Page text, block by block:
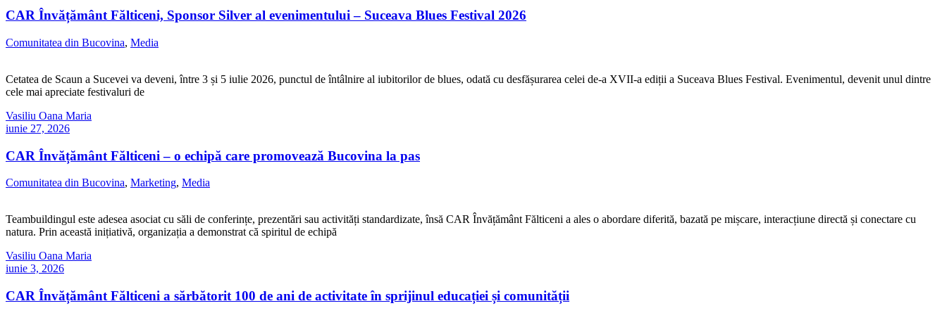
CAR Învățământ Fălticeni, Sponsor Silver al evenimentului – Suceava Blues Festival 2026
Comunitatea din Bucovina, Media
Cetatea de Scaun a Sucevei va deveni, între 3 și 5 iulie 2026, punctul de întâlnire al iubitorilor de blues, odată cu desfășurarea celei de-a XVII-a ediții a Suceava Blues Festival. Evenimentul, devenit unul dintre
cele mai apreciate festivaluri de
Vasiliu Oana Maria
iunie 27, 2026
CAR Învățământ Fălticeni – o echipă care promovează Bucovina la pas
Comunitatea din Bucovina, Marketing, Media
Teambuildingul este adesea asociat cu săli de conferințe, prezentări sau activități standardizate, însă CAR Învățământ Fălticeni a ales o abordare diferită, bazată pe mișcare, interacțiune directă și conectare cu
natura. Prin această inițiativă, organizația a demonstrat că spiritul de echipă
Vasiliu Oana Maria
iunie 3, 2026
CAR Învățământ Fălticeni a sărbătorit 100 de ani de activitate în sprijinul educației și comunității